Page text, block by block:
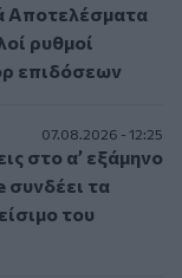
Αποτελέσματα
ρυθμοί
επιδόσεων
07.08.2026 - 12:25
στο α’ εξάμηνο
συνδέει τα
του